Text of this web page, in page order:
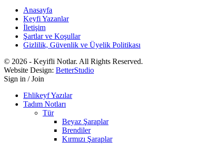
Anasayfa
Keyfi Yazanlar
İletişim
Şartlar ve Koşullar
Gizlilik, Güvenlik ve Üyelik Politikası
© 2026 - Keyifli Notlar. All Rights Reserved.
Website Design: BetterStudio
Sign in / Join
Ehlikeyf Yazılar
Tadım Notları
Tür
Beyaz Şaraplar
Brendiler
Kırmızı Şaraplar